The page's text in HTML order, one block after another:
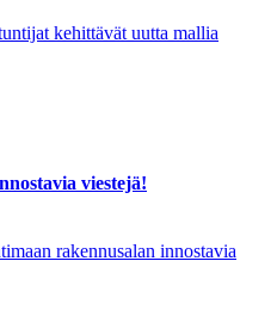
kehittävät uutta mallia
viestejä!
rakennusalan innostavia